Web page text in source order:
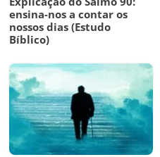
ensina-nos a contar os
nossos dias (Estudo
Bíblico)